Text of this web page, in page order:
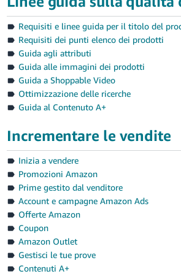
Requisiti e linee guida per il titolo del
Requisiti dei punti elenco dei prodotti
Guida agli attributi
Guida alle immagini dei prodotti
Guida a Shoppable Video
Ottimizzazione delle ricerche
Guida al Contenuto A+
Incrementare le vendite
Inizia a vendere
Promozioni Amazon
Prime gestito dal venditore
Account e campagne Amazon Ads
Offerte Amazon
Coupon
Amazon Outlet
Gestisci le tue prove
Contenuti A+